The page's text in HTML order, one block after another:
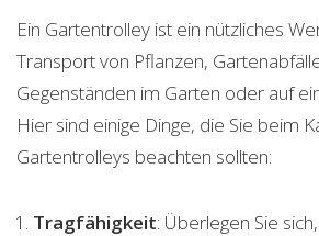
Ein Gartentrolley ist ein nützliches
Transport von Pflanzen,
Gegenständen im Garten oder auf
Hier sind einige Dinge, die Sie beim
Gartentrolleys beachten sollten:
Tragfähigkeit: Überlegen Sie